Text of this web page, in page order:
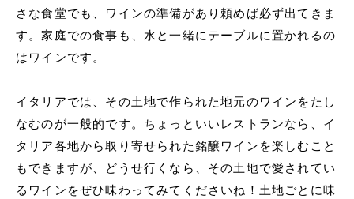
さな食堂でも、ワインの準備があり頼めば必ず出てきま
す。家庭での食事も、水と一緒にテーブルに置かれるの
はワインです。
イタリアでは、その土地で作られた地元のワインをたし
なむのが一般的です。ちょっといいレストランなら、イ
タリア各地から取り寄せられた銘醸ワインを楽しむこと
もできますが、どうせ行くなら、その土地で愛されてい
るワインをぜひ味わってみてくださいね！土地ごとに味